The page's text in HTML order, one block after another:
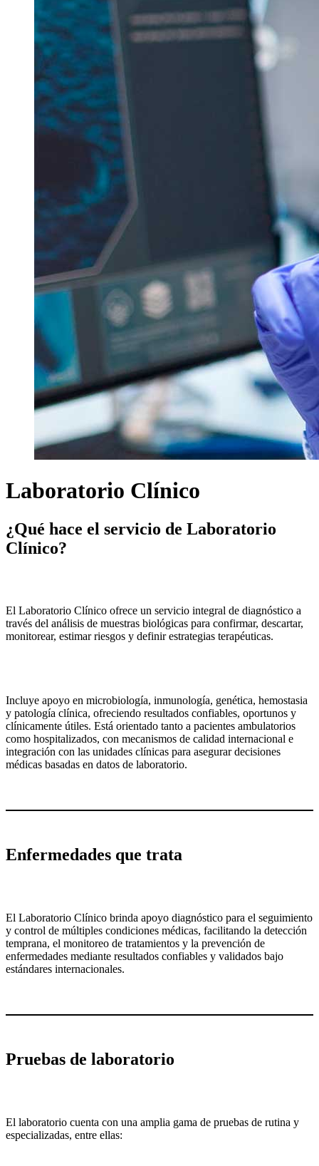
Laboratorio Clínico
¿Qué hace el servicio de Laboratorio
Clínico?
El Laboratorio Clínico ofrece un servicio integral de diagnóstico a
través del análisis de muestras biológicas para confirmar, descartar,
monitorear, estimar riesgos y definir estrategias terapéuticas.
Incluye apoyo en microbiología, inmunología, genética, hemostasia
y patología clínica, ofreciendo resultados confiables, oportunos y
clínicamente útiles. Está orientado tanto a pacientes ambulatorios
como hospitalizados, con mecanismos de calidad internacional e
integración con las unidades clínicas para asegurar decisiones
médicas basadas en datos de laboratorio.
Enfermedades que trata
El Laboratorio Clínico brinda apoyo diagnóstico para el seguimiento
y control de múltiples condiciones médicas, facilitando la detección
temprana, el monitoreo de tratamientos y la prevención de
enfermedades mediante resultados confiables y validados bajo
estándares internacionales.
Pruebas de laboratorio
El laboratorio cuenta con una amplia gama de pruebas de rutina y
especializadas, entre ellas: